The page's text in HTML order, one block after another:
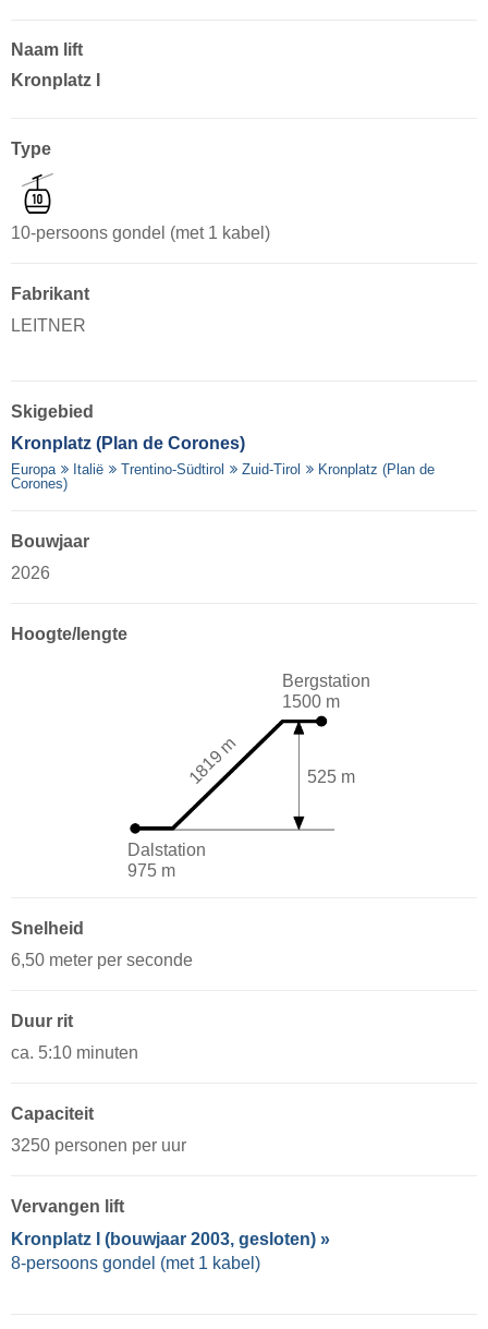
Naam lift
Kronplatz I
Type
10-persoons gondel (met 1 kabel)
Fabrikant
LEITNER
Skigebied
Kronplatz (Plan de Corones)
Europa Italië Trentino-Südtirol Zuid-Tirol
Kronplatz (Plan de
Corones)
Bouwjaar
2026
Hoogte/lengte
Dalstation
975 m
Bergstation
1500 m
525 m
1819 m
Snelheid
6,50 meter per seconde
Duur rit
ca. 5:10 minuten
Capaciteit
3250 personen per uur
Vervangen lift
Kronplatz I (bouwjaar 2003, gesloten) »
8-persoons gondel (met 1 kabel)